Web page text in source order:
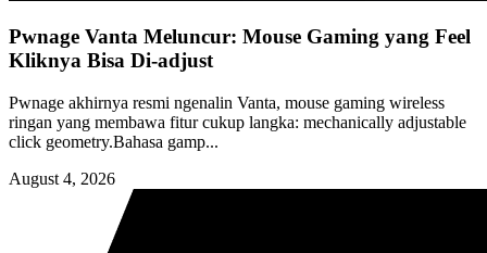
Pwnage Vanta Meluncur: Mouse Gaming yang Feel
Kliknya Bisa Di-adjust
Pwnage akhirnya resmi ngenalin Vanta, mouse gaming wireless
ringan yang membawa fitur cukup langka: mechanically adjustable
click geometry.Bahasa gamp...
August 4, 2026